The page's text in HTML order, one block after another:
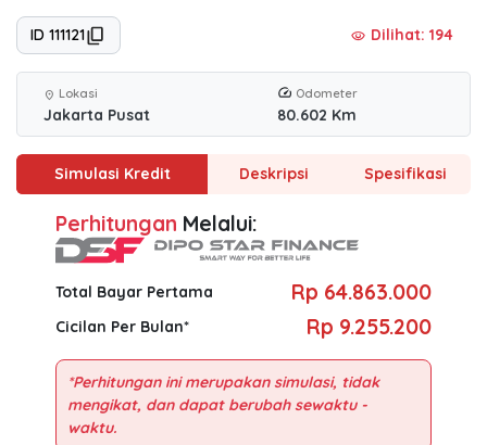
ID 111121 visibility Dilihat: 194
location_on Lokasi
Jakarta Pusat
Odometer
80.602 Km
Simulasi Kredit Deskripsi Spesifikasi
Perhitungan Melalui:
Total Bayar Pertama Rp 64.863.000
Cicilan Per Bulan* Rp 9.255.200
*Perhitungan ini merupakan simulasi, tidak
mengikat, dan dapat berubah sewaktu -